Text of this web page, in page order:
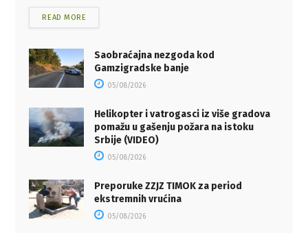
READ MORE
Saobraćajna nezgoda kod
Gamzigradske banje
05/08/2026
Helikopter i vatrogasci iz više gradova
pomažu u gašenju požara na istoku
Srbije (VIDEO)
05/08/2026
Preporuke ZZJZ TIMOK za period
ekstremnih vrućina
05/08/2026